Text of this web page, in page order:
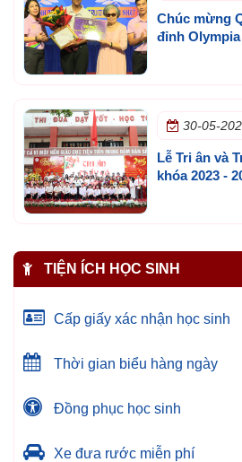
Chúc mừng
đỉnh
30-05-
Lễ Tri ân và
khóa 2023 -
TIỆN ÍCH HỌC SINH
Cấp giấy xác nhận học sinh
Thời gian biểu hàng ngày
Đồng phục học sinh
Xe đưa rước miễn phí